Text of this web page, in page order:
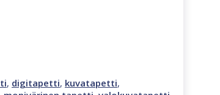
, digitapetti, kuvatapetti,